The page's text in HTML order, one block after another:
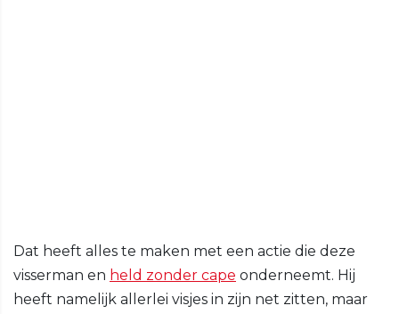
Dat heeft alles te maken met een actie die deze
visserman en held zonder cape onderneemt. Hij
heeft namelijk allerlei visjes in zijn net zitten, maar